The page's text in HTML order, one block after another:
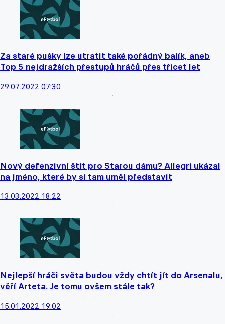
Za staré pušky lze utratit také pořádný balík, aneb
Top 5 nejdražších přestupů hráčů přes třicet let
29.07.2022 07:30
Nový defenzivní štít pro Starou dámu? Allegri ukázal
na jméno, které by si tam uměl představit
13.03.2022 18:22
Nejlepší hráči světa budou vždy chtít jít do Arsenalu,
věří Arteta. Je tomu ovšem stále tak?
15.01.2022 19:02